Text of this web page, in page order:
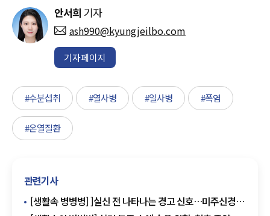
안서희 기자
ash990@kyungjeilbo.com
기자페이지
#수분섭취 #열사병 #일사병 #폭염
#온열질환
관련기사
[생활속 병병병] ]실신 전 나타나는 경고 신호…미주신경성